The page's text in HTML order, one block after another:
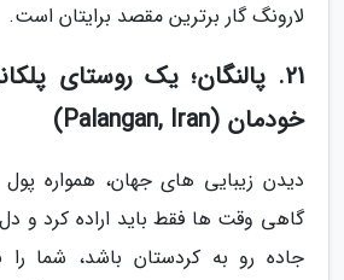
لارونگ گار برترین مقصد برایتان است.
21. پالنگان؛ یک روستای
خودمان (Palangan, Iran)
دیدن زیبایی های جهان، همواره
گاهی وقت ها فقط باید اراده کرد و
جاده رو به کردستان باشد، شما را